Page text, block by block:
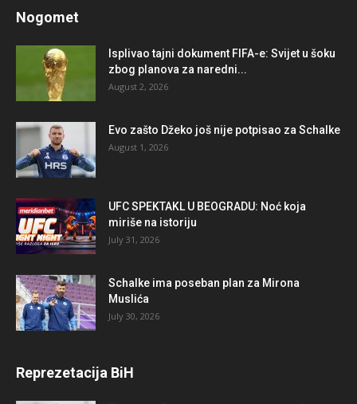
Nogomet
Isplivao tajni dokument FIFA-e: Svijet u šoku
zbog planova za naredni...
August 2, 2026
Evo zašto Džeko još nije potpisao za Schalke
August 1, 2026
UFC SPEKTAKL U BEOGRADU: Noć koja
miriše na istoriju
July 31, 2026
Schalke ima poseban plan za Mirona
Muslića
July 30, 2026
Reprezetacija BiH